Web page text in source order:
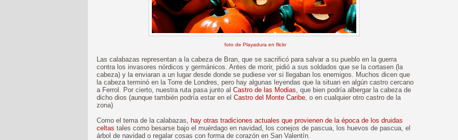
foto de Playadura en flickr
Las calabazas representan a la cabeza de Bran, que se sacrificó para salvar a su pueblo en la guerra
contra los invasores nórdicos y germánicos. Antes de morir, pidió a sus soldados que se la cortasen (la
cabeza) y la enviaran a un lugar desde donde se pudiese ver si llegaban los enemigos. Muchos dicen que
la cabeza terminó en la Torre de Londres, pero hay algunas leyendas que la situan en algún castro cercano
a Ferrol. Por cierto, nuestra ruta pasa junto al Castro de las Modias , que bien podría albergar la cabeza de
dicho dios (aunque también podría estar en el Castro del Monte Caribe , o en cualquier otro castro de la
zona)
Como el tema de la calabazas, hay otras tradiciones actuales que provienen de la época de los druidas
celtas tales como besarse bajo el muérdago en navidad, los conejos de pascua, los huevos de pascua, el
árbol de navidad o regalar cosas con forma de corazón en San Valentín.